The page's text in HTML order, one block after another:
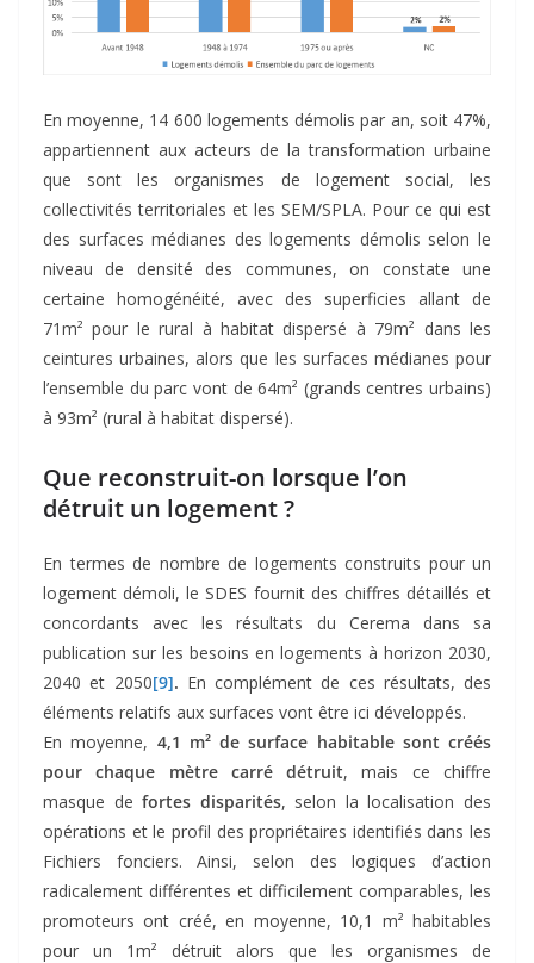
En moyenne, 14 600 logements démolis par an, soit 47%,
appartiennent aux acteurs de la transformation urbaine
que sont les organismes de logement social, les
collectivités territoriales et les SEM/SPLA. Pour ce qui est
des surfaces médianes des logements démolis selon le
niveau de densité des communes, on constate une
certaine homogénéité, avec des superficies allant de
71m² pour le rural à habitat dispersé à 79m² dans les
ceintures urbaines, alors que les surfaces médianes pour
l’ensemble du parc vont de 64m² (grands centres urbains)
à 93m² (rural à habitat dispersé).
Que reconstruit-on lorsque l’on
détruit un logement ?
En termes de nombre de logements construits pour un
logement démoli, le SDES fournit des chiffres détaillés et
concordants avec les résultats du Cerema dans sa
publication sur les besoins en logements à horizon 2030,
2040 et 2050[9]. En complément de ces résultats, des
éléments relatifs aux surfaces vont être ici développés.
En moyenne, 4,1 m² de surface habitable sont créés
pour chaque mètre carré détruit, mais ce chiffre
masque defortes disparités, selon la localisation des
opérations et le profil des propriétaires identifiés dans les
Fichiers fonciers. Ainsi, selon des logiques d’action
radicalement différentes et difficilement comparables, les
promoteurs ont créé, en moyenne, 10,1 m² habitables
pour un 1m² détruit alors que les organismes de